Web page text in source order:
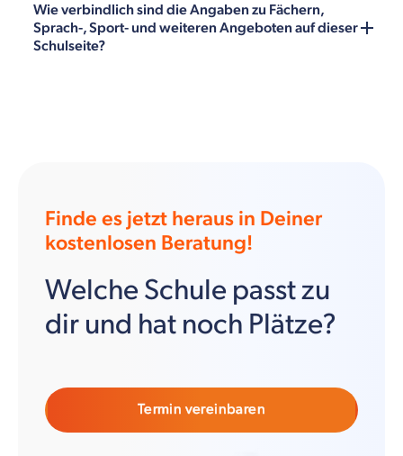
Wie verbindlich sind die Angaben zu Fächern,
Sprach-, Sport- und weiteren Angeboten auf dieser
Schulseite?
Finde es jetzt heraus in Deiner
kostenlosen Beratung!
Welche Schule passt zu
dir und hat noch Plätze?
Termin vereinbaren